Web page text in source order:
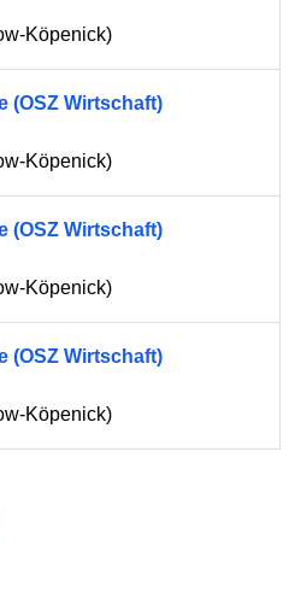
Köpenick)
(OSZ Wirtschaft)
Köpenick)
(OSZ Wirtschaft)
Köpenick)
(OSZ Wirtschaft)
Köpenick)